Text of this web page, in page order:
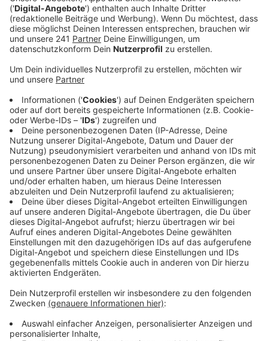
Anzeige
Der Kreis Euskirchen präsentiert sich gemeinsam mit
der IHK Aachen und regionalen Partnern auf der
internationalen Immobilienmesse Expo Real in
München. Im Fokus stehen zukunftsweisende
Projekte wie die Zukunftswerkstatt
Berufsbildungszentrum und das Wohnbauprojekt
Seeterrassen in Zülpich.
Ein weiteres Highlight ist die Vorstellung
der PrimeSite Rhine Region, die mit ihrem großen
Flächenpotenzial Investoren aus aller Welt
ansprechen soll. Diese Region bietet attraktive
Möglichkeiten für Gewerbe- und Industrieansiedlungen
und wird als Schlüsselstandort für die wirtschaftliche
Entwicklung der Region beworben.
Trotz der aktuellen Herausforderungen zeigen sich die
Aussteller aus Euskirchen und Umgebung optimistisch.
Laut der IHK Aachen könnten sich die wirtschaftlichen
Rahmenbedingungen mittelfristig stabilisieren.
Gleichzeitig fordert die IHK jedoch eine Verschlankung